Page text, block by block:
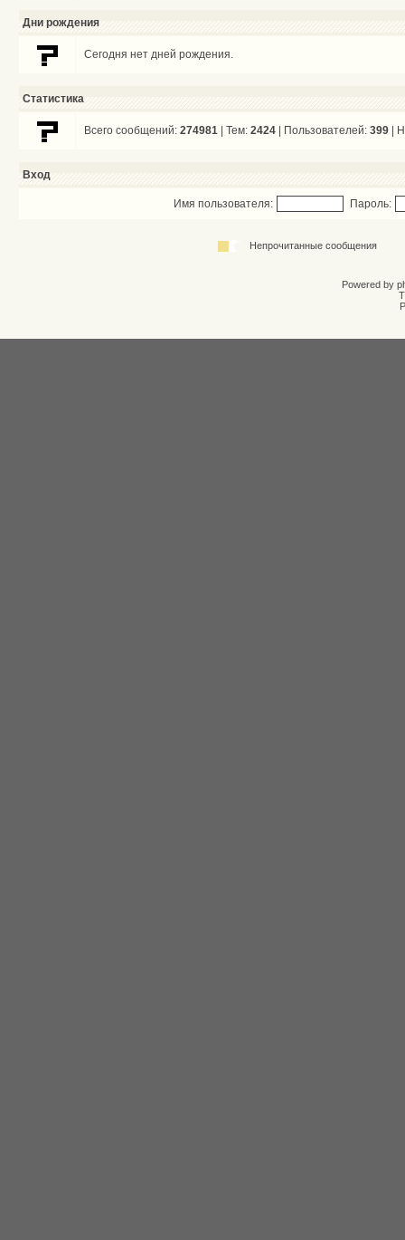
Дни рождения
Сегодня нет дней рождения.
Статистика
Всего сообщений: 274981 | Тем: 2424 | Пользователей: 399 |
Вход
Имя пользователя: Пароль:
Непрочитанные сообщения
Powered by